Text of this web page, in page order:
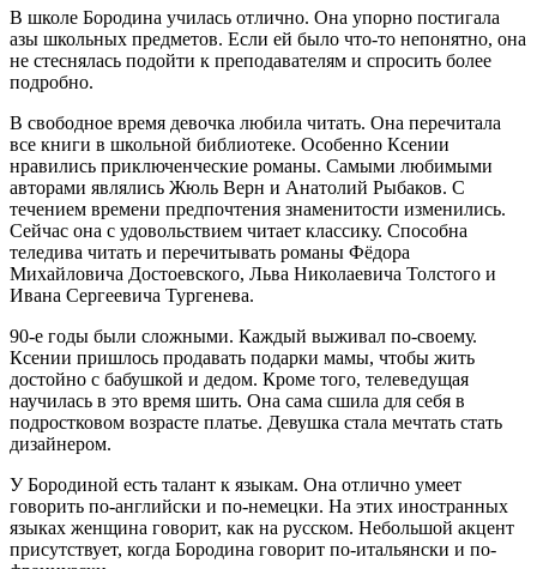
В школе Бородина училась отлично. Она упорно постигала
азы школьных предметов. Если ей было что-то непонятно, она
не стеснялась подойти к преподавателям и спросить более
подробно.
В свободное время девочка любила читать. Она перечитала
все книги в школьной библиотеке. Особенно Ксении
нравились приключенческие романы. Самыми любимыми
авторами являлись Жюль Верн и Анатолий Рыбаков. С
течением времени предпочтения знаменитости изменились.
Сейчас она с удовольствием читает классику. Способна
теледива читать и перечитывать романы Фёдора
Михайловича Достоевского, Льва Николаевича Толстого и
Ивана Сергеевича Тургенева.
90-е годы были сложными. Каждый выживал по-своему.
Ксении пришлось продавать подарки мамы, чтобы жить
достойно с бабушкой и дедом. Кроме того, телеведущая
научилась в это время шить. Она сама сшила для себя в
подростковом возрасте платье. Девушка стала мечтать стать
дизайнером.
У Бородиной есть талант к языкам. Она отлично умеет
говорить по-английски и по-немецки. На этих иностранных
языках женщина говорит, как на русском. Небольшой акцент
присутствует, когда Бородина говорит по-итальянски и по-